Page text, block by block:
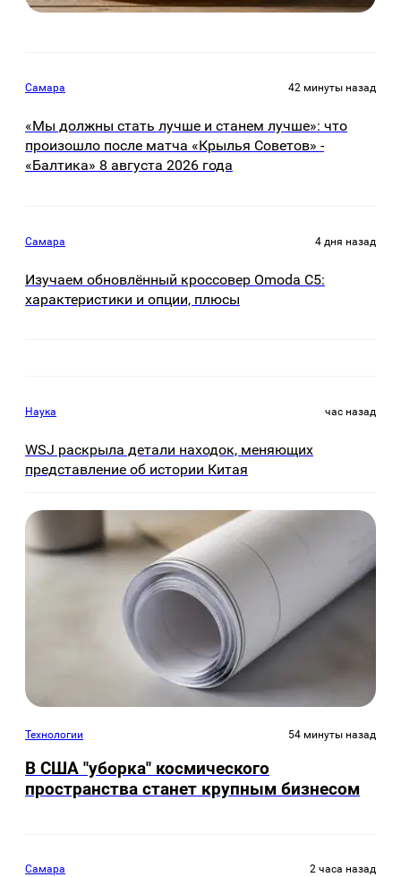
Самара 42 минуты назад
«Мы должны стать лучше и станем лучше»: что
произошло после матча «Крылья Советов» -
«Балтика» 8 августа 2026 года
Самара 4 дня назад
Изучаем обновлённый кроссовер Omoda C5:
характеристики и опции, плюсы
Наука час назад
WSJ раскрыла детали находок, меняющих
представление об истории Китая
Технологии 54 минуты назад
В США "уборка" космического
пространства станет крупным бизнесом
Самара 2 часа назад